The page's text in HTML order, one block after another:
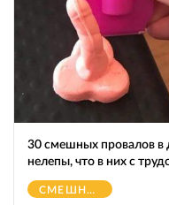
30 смешных провалов в
нелепы, что в них с
СМЕШНОЕ